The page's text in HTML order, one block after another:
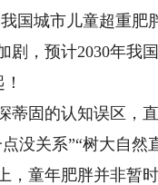
城市儿童超重肥胖
，预计2030年我
固的认知误区，
没关系”“树大自然
，童年肥胖并非暂